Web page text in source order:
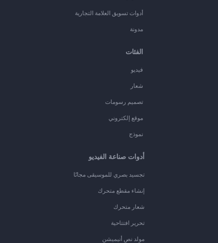
أدوات تسويق العلامة التجارية
مدونة
الفئات
فيديو
شعار
تصميم رسومات
موقع إلكتروني
نموذج
أدوات صناعة الفيديو
تجسيد بصري للموسيقى مجانًا
إنشاء مقطع متحرك
شعار متحرك
تحرير افتتاحية
مولد نص أنيميشن